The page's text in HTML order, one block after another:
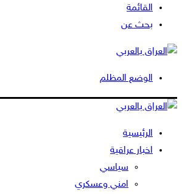
القائمة
بحث عن
الوضع المظلم
الرئيسية
اخبار عراقية
سياسي
امني وعسكري